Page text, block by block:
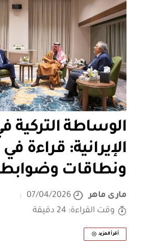
الوساطة التركية
الإيرانية: قراءة
ونطاقات وضوابط
مارى ماهر
07/04/2026
وقت القراءة: 24 دقيقة
أقرأ المزيد